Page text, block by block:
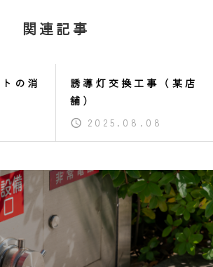
関連記事
の消
誘導灯交換工事（某店
舗）
2025.08.08